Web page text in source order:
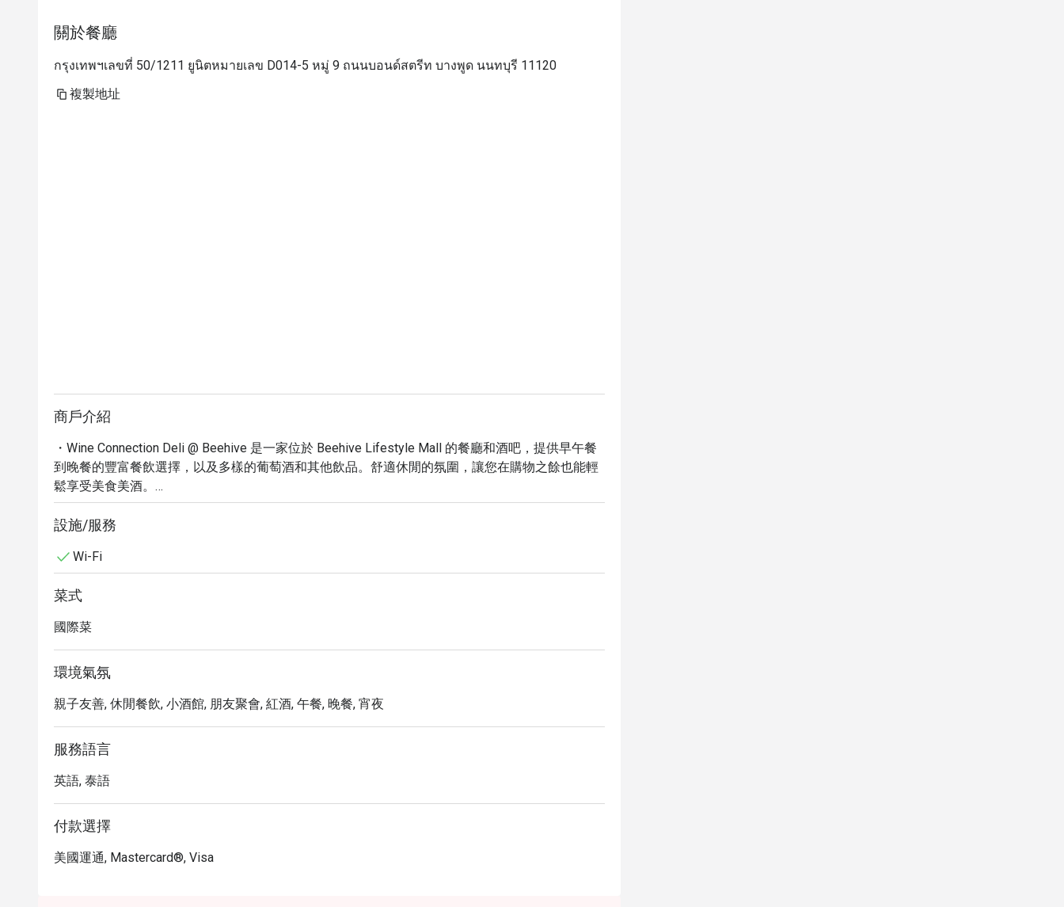
關於餐廳
กรุงเทพฯเลขที่ 50/1211 ยูนิตหมายเลข D014-5 หมู่ 9 ถนนบอนด์สตรีท บางพูด นนทบุรี 11120
複製地址
商戶介紹
・Wine Connection Deli @ Beehive 是一家位於 Beehive Lifestyle Mall 的餐廳和酒吧，提供早午餐
到晚餐的豐富餐飲選擇，以及多樣的葡萄酒和其他飲品。舒適休閒的氛圍，讓您在購物之餘也能輕
鬆享受美食美酒。
・這裡不僅是品嚐美酒的好去處，更是享用精緻餐點的理想選擇。您可以品嚐各式小點、搭配精釀
啤酒或特色調酒，度過美好的時光。特別推薦搭配葡萄酒的精選起司拼盤，以及各式歐陸輕食，讓
・立即透過 Eatigo 預訂 Wine Connection Deli @ Beehive，即可享受高達 5 折的超值優惠！
設施/服務
Wi-Fi
菜式
國際菜
環境氣氛
親子友善, 休閒餐飲, 小酒館, 朋友聚會, 紅酒, 午餐, 晚餐, 宵夜
服務語言
英語, 泰語
付款選擇
美國運通, Mastercard®, Visa